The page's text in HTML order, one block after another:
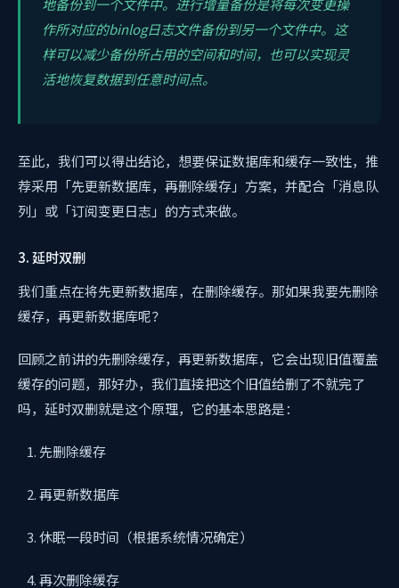
地备份到一个文件中。进行增量备份是将每次变更操
作所对应的binlog日志文件备份到另一个文件中。这
样可以减少备份所占用的空间和时间，也可以实现灵
活地恢复数据到任意时间点。
至此，我们可以得出结论，想要保证数据库和缓存一致性，推
荐采用「先更新数据库，再删除缓存」方案，并配合「消息队
列」或「订阅变更日志」的方式来做。
3. 延时双删
我们重点在将先更新数据库，在删除缓存。那如果我要先删除
缓存，再更新数据库呢？
回顾之前讲的先删除缓存，再更新数据库，它会出现旧值覆盖
缓存的问题，那好办，我们直接把这个旧值给删了不就完了
吗，延时双删就是这个原理，它的基本思路是：
先删除缓存
再更新数据库
休眠一段时间（根据系统情况确定）
再次删除缓存